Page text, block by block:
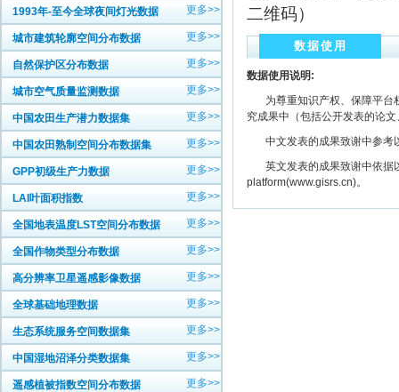
1993年-至今全球夜间灯光数据 更多>>
城市建筑轮廓空间分布数据 更多>>
自然保护区分布数据 更多>>
城市空气质量监测数据 更多>>
中国农田生产潜力数据集 更多>>
中国农田熟制空间分布数据集 更多>>
GPP初级生产力数据 更多>>
LAI叶面积指数 更多>>
全国地表温度LST空间分布数据 更多>>
全国作物类型分布数据 更多>>
高分辨率卫星遥感影像数据 更多>>
全球基础地理数据 更多>>
生态系统服务空间数据集 更多>>
中国湿地沼泽分类数据集 更多>>
遥感植被指数空间分布数据 更多>>
二维码）
数据使用
数据使用说明:
为尊重知识产权、保障平台
究成果中（包括公开发表的论
中文发表的成果致谢中参考
英文发表的成果致谢中依据
platform(www.gisrs.cn)。